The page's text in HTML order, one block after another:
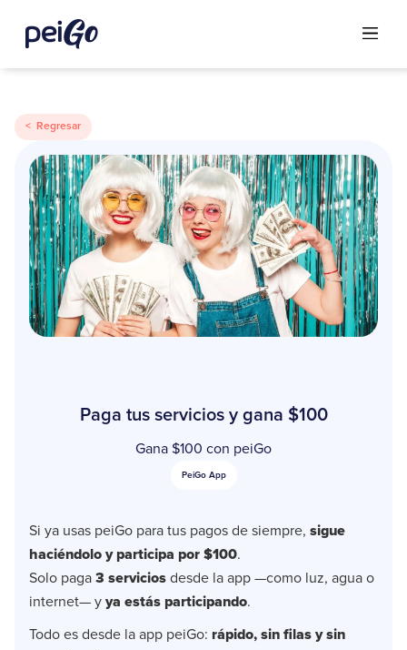
< Regresar
Paga tus servicios y gana $100
Gana $100 con peiGo
PeiGo App
Si ya usas peiGo para tus pagos de siempre, sigue
haciéndolo y participa por $100.
Solo paga 3 servicios desde la app —como luz, agua o
internet— y ya estás participando.
Todo es desde la app peiGo: rápido, sin filas y sin